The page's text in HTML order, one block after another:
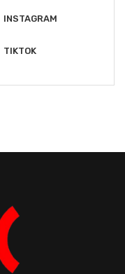
INSTAGRAM
TIKTOK